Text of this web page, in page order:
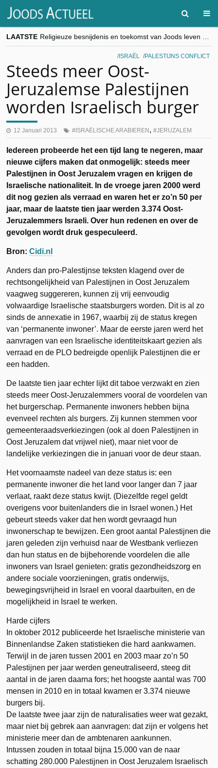
LAATSTE
“Besnijdenisdebat toont hoe moeilijk seculiere Westen minderheden begrijpt”, Jinnih Beels (Vooruit)
CITYTRIP | ROEMENIË – Boekarest: de verrassing van Oost-Europa
ISRAËL PALESTIJNS CONFLICT
Steeds meer Oost-
Jeruzalemse Palestijnen
worden Israelisch burger
12 Januari 2013 ISRAËLISCHE ARABIEREN , JERUZALEM
Iedereen probeerde het een tijd lang te negeren, maar
nieuwe cijfers maken dat onmogelijk: steeds meer
Palestijnen in Oost Jeruzalem vragen en krijgen de
Israelische nationaliteit. In de vroege jaren 2000 werd
dit nog gezien als verraad en waren het er zo’n 50 per
jaar, maar de laatste tien jaar werden 3.374 Oost-
Jeruzalemmers Israeli. Over hun redenen en over de
gevolgen wordt druk gespeculeerd.
Bron:Cidi.nl
Anders dan pro-Palestijnse teksten klagend over de
rechtsongelijkheid van Palestijnen in Oost Jeruzalem
vaagweg suggereren, kunnen zij vrij eenvoudig
volwaardige Israelische staatsburgers worden. Dit is al zo
sinds de annexatie in 1967, waarbij zij de status kregen
van ‘permanente inwoner’. Maar de eerste jaren werd het
aanvragen van een Israelische identiteitskaart gezien als
verraad en de PLO bedreigde openlijk Palestijnen die er
een hadden.
De laatste tien jaar echter lijkt dit taboe verzwakt en zien
steeds meer Oost-Jeruzalemmers vooral de voordelen van
het burgerschap. Permanente inwoners hebben bijna
evenveel rechten als burgers. Zij kunnen stemmen voor
gemeenteraadsverkiezingen (ook al doen Palestijnen in
Oost Jeruzalem dat vrijwel niet), maar niet voor de
landelijke verkiezingen die in januari voor de deur staan.
Het voornaamste nadeel van deze status is: een
permanente inwoner die het land voor langer dan 7 jaar
verlaat, raakt deze status kwijt. (Diezelfde regel geldt
overigens voor buitenlanders die in Israel wonen.) Het
gebeurt steeds vaker dat hen wordt gevraagd hun
inwonerschap te bewijzen. Een groot aantal Palestijnen die
jaren geleden zijn verhuisd naar de Westbank verliezen
dan hun status en de bijbehorende voordelen die alle
inwoners van Israel genieten: gratis gezondheidszorg en
andere sociale voorzieningen, gratis onderwijs,
bewegingsvrijheid in Israel en vooral daarbuiten, en de
mogelijkheid in Israel te werken.
Harde cijfers
In oktober 2012 publiceerde het Israelische ministerie van
Binnenlandse Zaken statistieken die hard aankwamen.
Terwijl in de jaren tussen 2001 en 2003 maar zo’n 50
Palestijnen per jaar werden geneutraliseerd, steeg dit
aantal in de jaren daarna fors; het hoogste aantal was 700
mensen in 2010 en in totaal kwamen er 3.374 nieuwe
burgers bij.
De laatste twee jaar zijn de naturalisaties weer wat gezakt,
maar niet bij gebrek aan aanvragen: dat zijn er volgens het
ministerie meer dan de ambtenaren aankunnen.
Intussen zouden in totaal bijna 15.000 van de naar
schatting 280.000 Palestijnen in Oost Jeruzalem Israelisch